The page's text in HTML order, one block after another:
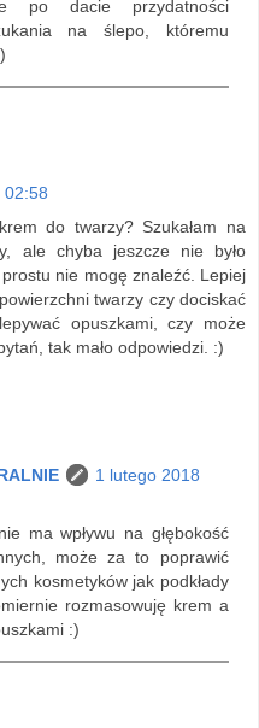
po dacie przydatności
na ślepo, któremu
02:58
do twarzy? Szukałam na
ale chyba jeszcze nie było
nie mogę znaleźć. Lepiej
twarzy czy dociskać
opuszkami, czy może
tak mało odpowiedzi. :)
1 lutego 2018
ma wpływu na głębokość
może za to poprawić
kosmetyków jak podkłady
rozmasowuję krem a
:)